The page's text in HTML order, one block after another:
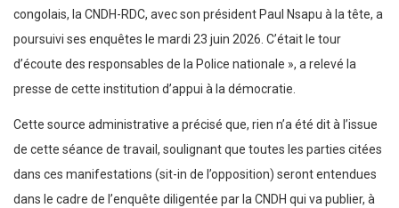
congolais, la CNDH-RDC, avec son président Paul Nsapu à la tête, a
poursuivi ses enquêtes le mardi 23 juin 2026. C’était le tour
d’écoute des responsables de la Police nationale », a relevé la
presse de cette institution d’appui à la démocratie.
Cette source administrative a précisé que, rien n’a été dit à l’issue
de cette séance de travail, soulignant que toutes les parties citées
dans ces manifestations (sit-in de l’opposition) seront entendues
dans le cadre de l’enquête diligentée par la CNDH qui va publier, à